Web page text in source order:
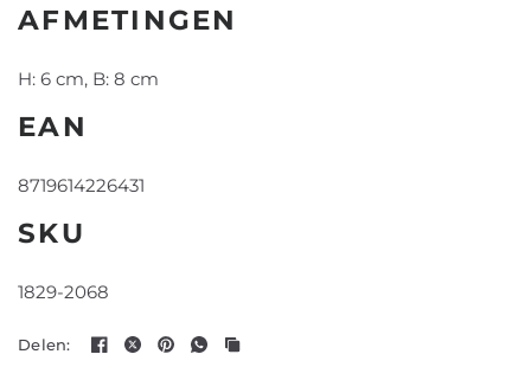
AFMETINGEN
H: 6 cm, B: 8 cm
EAN
8719614226431
SKU
1829-2068
Delen: